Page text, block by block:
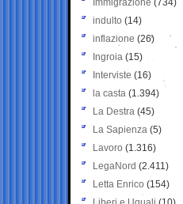
Immigrazione (734)
indulto (14)
inflazione (26)
Ingroia (15)
Interviste (16)
la casta (1.394)
La Destra (45)
La Sapienza (5)
Lavoro (1.316)
LegaNord (2.411)
Letta Enrico (154)